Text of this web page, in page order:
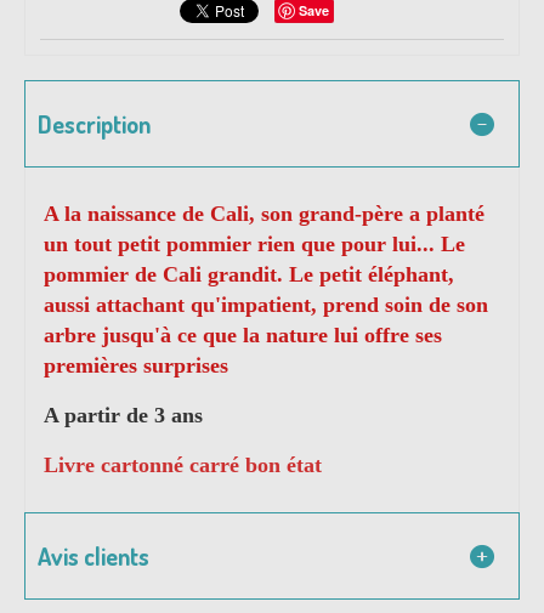
Save
Description
A la naissance de Cali, son grand-père a planté
un tout petit pommier rien que pour lui... Le
pommier de Cali grandit. Le petit éléphant,
aussi attachant qu'impatient, prend soin de son
arbre jusqu'à ce que la nature lui offre ses
premières surprises
A partir de 3 ans
Livre cartonné carré bon état
Avis clients